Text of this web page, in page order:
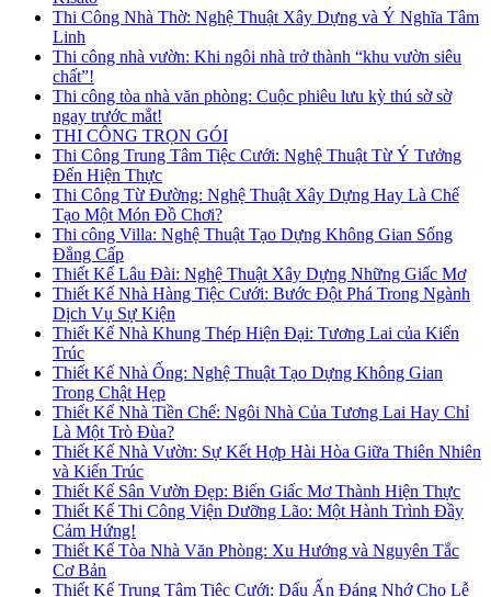
Thi Công Nhà Thờ: Nghệ Thuật Xây Dựng và Ý Nghĩa Tâm
Linh
Thi công nhà vườn: Khi ngôi nhà trở thành “khu vườn siêu
chất”!
Thi công tòa nhà văn phòng: Cuộc phiêu lưu kỳ thú sờ sờ
ngay trước mắt!
THI CÔNG TRỌN GÓI
Thi Công Trung Tâm Tiệc Cưới: Nghệ Thuật Từ Ý Tưởng
Đến Hiện Thực
Thi Công Từ Đường: Nghệ Thuật Xây Dựng Hay Là Chế
Tạo Một Món Đồ Chơi?
Thi công Villa: Nghệ Thuật Tạo Dựng Không Gian Sống
Đẳng Cấp
Thiết Kế Lâu Đài: Nghệ Thuật Xây Dựng Những Giấc Mơ
Thiết Kế Nhà Hàng Tiệc Cưới: Bước Đột Phá Trong Ngành
Dịch Vụ Sự Kiện
Thiết Kế Nhà Khung Thép Hiện Đại: Tương Lai của Kiến
Trúc
Thiết Kế Nhà Ống: Nghệ Thuật Tạo Dựng Không Gian
Trong Chật Hẹp
Thiết Kế Nhà Tiền Chế: Ngôi Nhà Của Tương Lai Hay Chỉ
Là Một Trò Đùa?
Thiết Kế Nhà Vườn: Sự Kết Hợp Hài Hòa Giữa Thiên Nhiên
và Kiến Trúc
Thiết Kế Sân Vườn Đẹp: Biến Giấc Mơ Thành Hiện Thực
Thiết Kế Thi Công Viện Dưỡng Lão: Một Hành Trình Đầy
Cảm Hứng!
Thiết Kế Tòa Nhà Văn Phòng: Xu Hướng và Nguyên Tắc
Cơ Bản
Thiết Kế Trung Tâm Tiệc Cưới: Dấu Ấn Đáng Nhớ Cho Lễ